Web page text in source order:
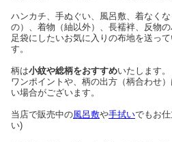
ハンカチ、手ぬぐい、風呂敷、着なく
の）、着物（紬以外）、長襦袢、反物の
足袋にしたいお気に入りの布地を送っ
す。
柄は小紋や総柄をおすすめいたします。
ワンポイントや、柄の出方（柄合わせ
い場合がございます。
当店で販売中の風呂敷や手拭いでもお
い)